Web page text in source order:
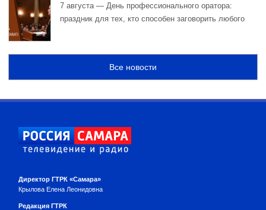
7 августа — День профессионального оратора:
праздник для тех, кто способен заговорить любого
Все новости
Директор ГТРК «Самара»
Крылова Елена Леонидовна
Редакция ГТРК